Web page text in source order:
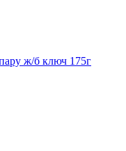
ж/б ключ 175г